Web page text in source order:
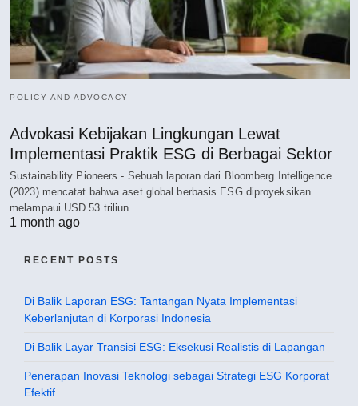
POLICY AND ADVOCACY
Advokasi Kebijakan Lingkungan Lewat
Implementasi Praktik ESG di Berbagai Sektor
Sustainability Pioneers - Sebuah laporan dari Bloomberg Intelligence
(2023) mencatat bahwa aset global berbasis ESG diproyeksikan
melampaui USD 53 triliun…
1 month ago
RECENT POSTS
Di Balik Laporan ESG: Tantangan Nyata Implementasi
Keberlanjutan di Korporasi Indonesia
Di Balik Layar Transisi ESG: Eksekusi Realistis di Lapangan
Penerapan Inovasi Teknologi sebagai Strategi ESG Korporat
Efektif